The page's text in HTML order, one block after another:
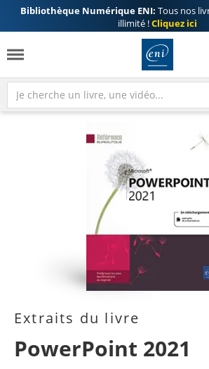
Bibliothèque Numérique ENI: Tous nos
illimité !Cliquez ici
Extraits du livre
PowerPoint 2021